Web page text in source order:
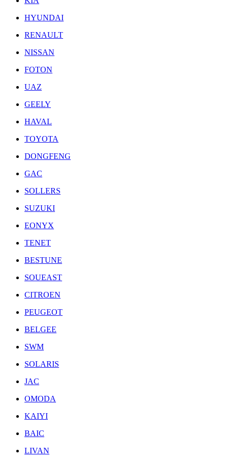
HYUNDAI
RENAULT
NISSAN
FOTON
UAZ
GEELY
HAVAL
TOYOTA
DONGFENG
GAC
SOLLERS
SUZUKI
EONYX
TENET
BESTUNE
SOUEAST
CITROEN
PEUGEOT
BELGEE
SWM
SOLARIS
JAC
OMODA
KAIYI
BAIC
LIVAN